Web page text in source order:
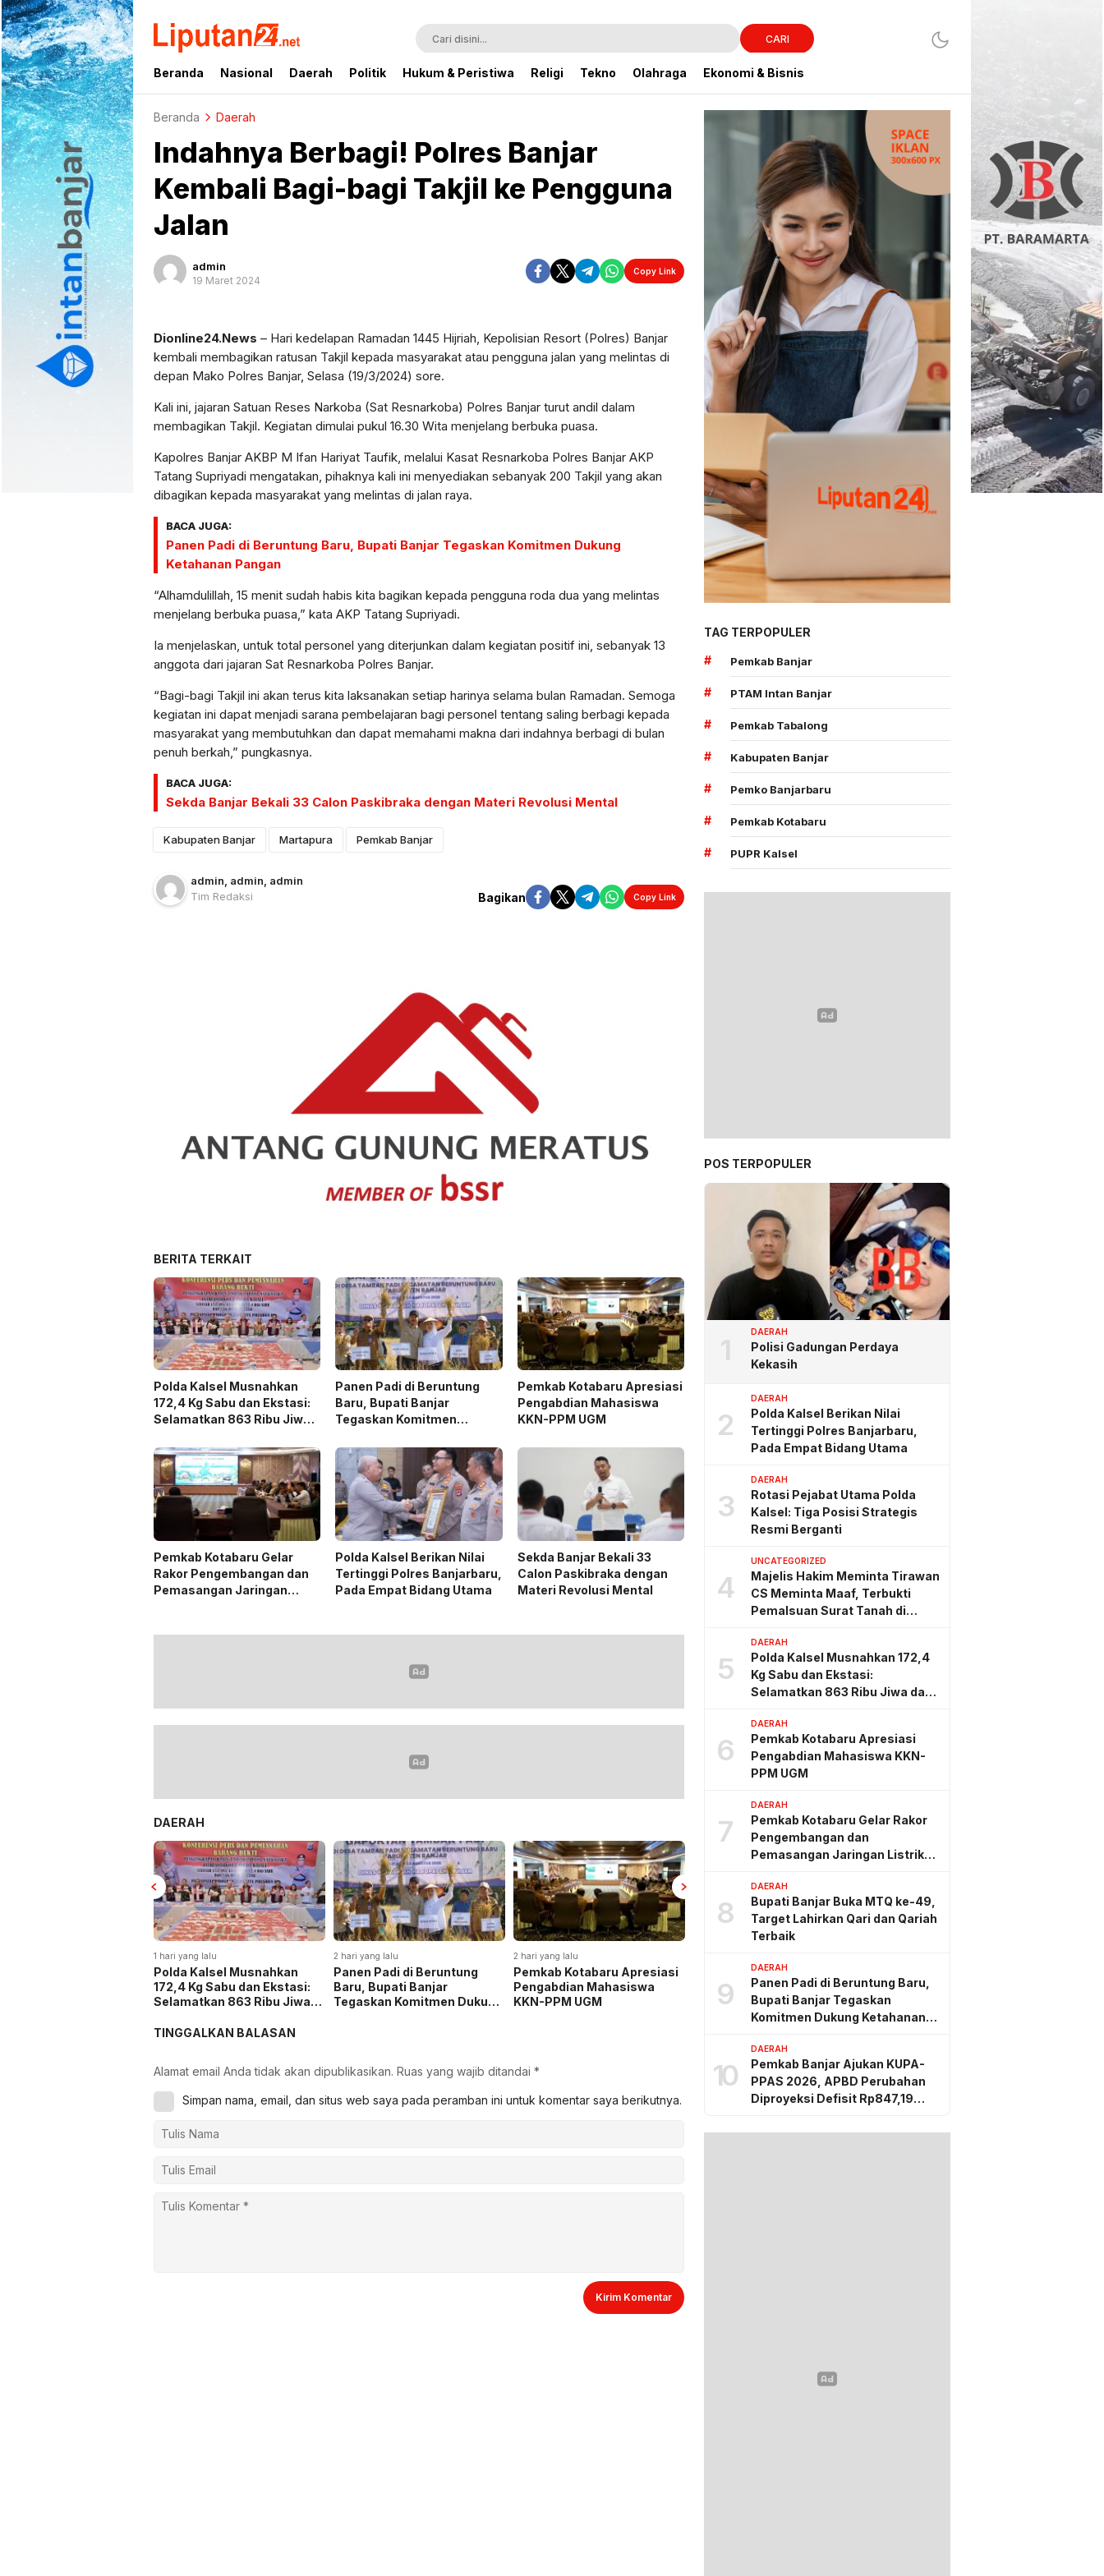
liputan24.net
CARI
Beranda Nasional Daerah Politik Hukum & Peristiwa Religi Tekno Olahraga Ekonomi & Bisnis
Beranda Daerah
Indahnya Berbagi! Polres Banjar
Kembali Bagi-bagi Takjil ke Pengguna
Jalan
admin
19 Maret 2024
Copy Link
Dionline24.News – Hari kedelapan Ramadan 1445 Hijriah, Kepolisian Resort (Polres) Banjar
kembali membagikan ratusan Takjil kepada masyarakat atau pengguna jalan yang melintas di
depan Mako Polres Banjar, Selasa (19/3/2024) sore.
Kali ini, jajaran Satuan Reses Narkoba (Sat Resnarkoba) Polres Banjar turut andil dalam
membagikan Takjil. Kegiatan dimulai pukul 16.30 Wita menjelang berbuka puasa.
Kapolres Banjar AKBP M Ifan Hariyat Taufik, melalui Kasat Resnarkoba Polres Banjar AKP
Tatang Supriyadi mengatakan, pihaknya kali ini menyediakan sebanyak 200 Takjil yang akan
dibagikan kepada masyarakat yang melintas di jalan raya.
BACA JUGA:
Panen Padi di Beruntung Baru, Bupati Banjar Tegaskan Komitmen Dukung
Ketahanan Pangan
“Alhamdulillah, 15 menit sudah habis kita bagikan kepada pengguna roda dua yang melintas
menjelang berbuka puasa,” kata AKP Tatang Supriyadi.
Ia menjelaskan, untuk total personel yang diterjunkan dalam kegiatan positif ini, sebanyak 13
anggota dari jajaran Sat Resnarkoba Polres Banjar.
“Bagi-bagi Takjil ini akan terus kita laksanakan setiap harinya selama bulan Ramadan. Semoga
kegiatan ini dapat menjadi sarana pembelajaran bagi personel tentang saling berbagi kepada
masyarakat yang membutuhkan dan dapat memahami makna dari indahnya berbagi di bulan
penuh berkah,” pungkasnya.
BACA JUGA:
Sekda Banjar Bekali 33 Calon Paskibraka dengan Materi Revolusi Mental
Kabupaten Banjar Martapura Pemkab Banjar
admin , admin , admin
Tim Redaksi
Bagikan Copy Link
BERITA TERKAIT
Polda Kalsel Musnahkan
172,4 Kg Sabu dan Ekstasi:
Selamatkan 863 Ribu Jiwa
4,3 Triliun
Panen Padi di Beruntung
Baru, Bupati Banjar
Tegaskan Komitmen
Pemkab Kotabaru Apresiasi
Pengabdian Mahasiswa
KKN-PPM UGM
Pemkab Kotabaru Gelar
Rakor Pengembangan dan
Pemasangan Jaringan
Polda Kalsel Berikan Nilai
Tertinggi Polres Banjarbaru,
Pada Empat Bidang Utama
Sekda Banjar Bekali 33
Calon Paskibraka dengan
Materi Revolusi Mental
DAERAH
1 hari yang lalu
Polda Kalsel Musnahkan
172,4 Kg Sabu dan Ekstasi:
Selamatkan 863 Ribu Jiwa
4,3 Triliun
2 hari yang lalu
Panen Padi di Beruntung
Baru, Bupati Banjar
Tegaskan Komitmen Dukung
2 hari yang lalu
Pemkab Kotabaru Apresiasi
Pengabdian Mahasiswa
KKN-PPM UGM
Pemkab Kotabaru Gelar
Rakor Pengembangan dan
Pemasangan Jaringan
Listrik PLN
TINGGALKAN BALASAN
Alamat email Anda tidak akan dipublikasikan. Ruas yang wajib ditandai *
Simpan nama, email, dan situs web saya pada peramban ini untuk komentar saya berikutnya.
TAG TERPOPULER
#
Pemkab Banjar
# PTAM Intan Banjar
# Pemkab Tabalong
# Kabupaten Banjar
# Pemko Banjarbaru
# Pemkab Kotabaru
# PUPR Kalsel
POS TERPOPULER
1
DAERAH
Polisi Gadungan Perdaya
Kekasih
2
DAERAH
Polda Kalsel Berikan Nilai
Tertinggi Polres Banjarbaru,
Pada Empat Bidang Utama
3
DAERAH
Rotasi Pejabat Utama Polda
Kalsel: Tiga Posisi Strategis
Resmi Berganti
4
UNCATEGORIZED
Majelis Hakim Meminta Tirawan
CS Meminta Maaf, Terbukti
Pemalsuan Surat Tanah di
5
DAERAH
Polda Kalsel Musnahkan 172,4
Kg Sabu dan Ekstasi:
Selamatkan 863 Ribu Jiwa dan
Triliun
6
DAERAH
Pemkab Kotabaru Apresiasi
Pengabdian Mahasiswa KKN-
PPM UGM
7
DAERAH
Pemkab Kotabaru Gelar Rakor
Pengembangan dan
Pemasangan Jaringan Listrik
8
DAERAH
Bupati Banjar Buka MTQ ke-49,
Target Lahirkan Qari dan Qariah
Terbaik
9
DAERAH
Panen Padi di Beruntung Baru,
Bupati Banjar Tegaskan
Komitmen Dukung Ketahanan
10
DAERAH
Pemkab Banjar Ajukan KUPA-
PPAS 2026, APBD Perubahan
Diproyeksi Defisit Rp847,19